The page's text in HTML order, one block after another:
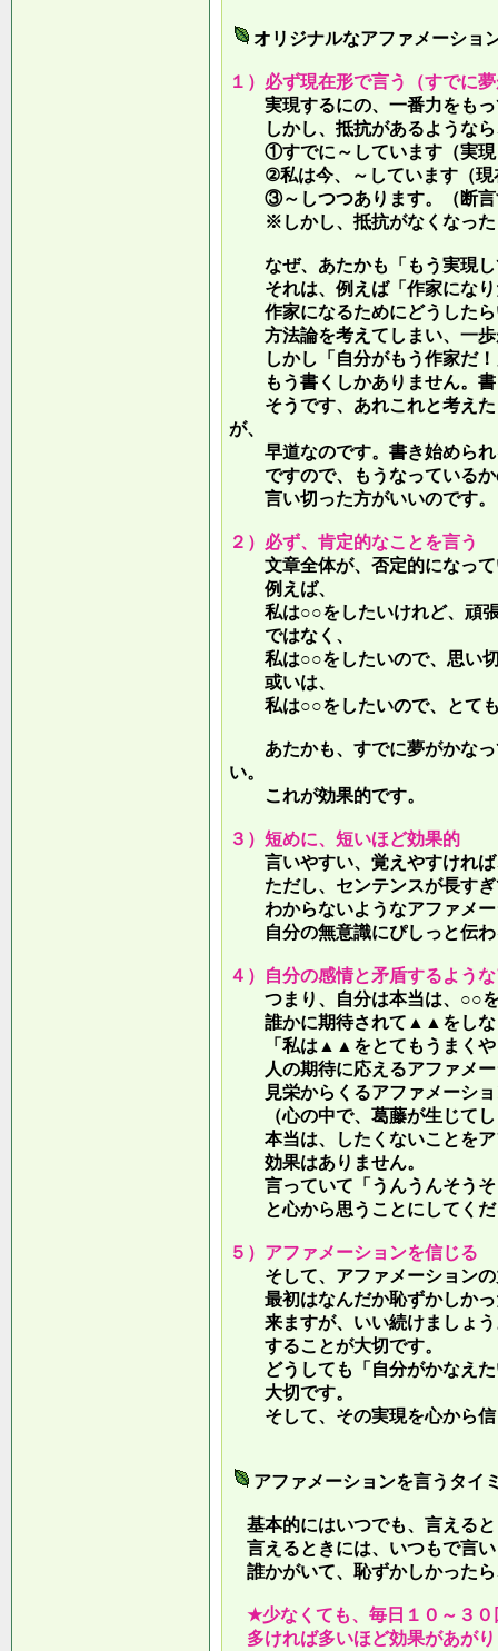
オリジナルなアファメーショ
１）必ず現在形で言う（すでに
実現するにの、一番力をもっ
しかし、抵抗があるような
①すでに～しています（実現
②私は今、～しています（現
③～しつつあります。（断言
※しかし、抵抗がなくなった
なぜ、あたかも「もう実現し
それは、例えば「作家になり
作家になるためにどうしたら
方法論を考えてしまい、一歩
しかし「自分がもう作家だ！
もう書くしかありません。書
そうです、あれこれと考えた
が、
早道なのです。書き始められ
ですので、もうなっているか
言い切った方がいいのです。
２）必ず、肯定的なことを言う
文章全体が、否定的になっ
例えば、
私は○○をしたいけれど、頑張
ではなく、
私は○○をしたいので、思い切
或いは、
私は○○をしたいので、とても
あたかも、すでに夢がかなっ
い。
これが効果的です。
３）短めに、短いほど効果的
言いやすい、覚えやすければ
ただし、センテンスが長すぎ
わからないようなアファメー
自分の無意識にぴしっと伝わ
４）自分の感情と矛盾するよう
つまり、自分は本当は、○○を
誰かに期待されて▲▲をしな
「私は▲▲をとてもうまくや
人の期待に応えるアファメ
見栄からくるアファメーショ
（心の中で、葛藤が生じてし
本当は、したくないことをア
効果はありません。
言っていて 「うんうんそう
と心から思うことにしてくだ
５）アファメーションを信じる
そして、アファメーションの
最初はなんだか恥ずかしかっ
来ますが、いい続けましょう
することが大切です。
どうしても「自分がかなえた
大切です。
そして、その実現を心から信
アファメーションを言うタイ
基本的にはいつでも、言える
言えるときには、いつもで言
誰かがいて、恥ずかしかった
★少なくても、毎日１０～３０
多ければ多いほど効果があが